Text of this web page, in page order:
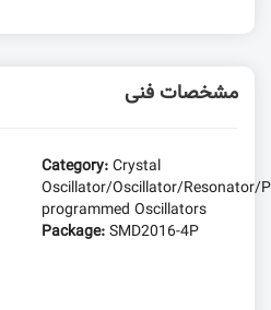
مشخصات فنی
Category:Crystal
Oscillator/Oscillator/Resonator/
programmed Oscillators
Package:SMD2016-4P